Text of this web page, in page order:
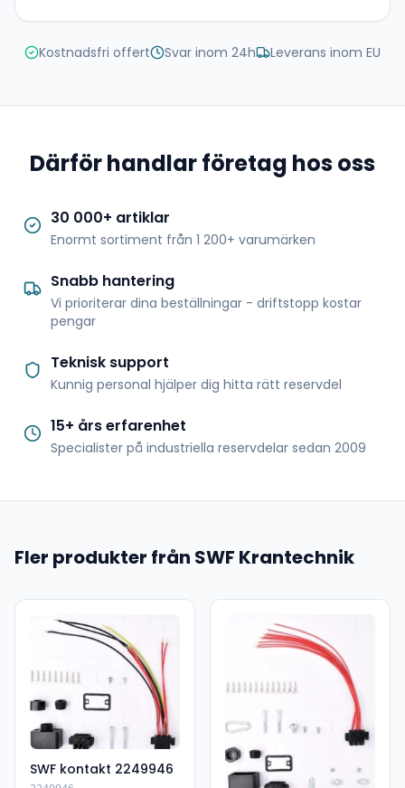
Kostnadsfri offert Svar inom 24h Leverans inom EU
Därför handlar företag hos oss
30 000+ artiklar
Enormt sortiment från 1 200+ varumärken
Snabb hantering
Vi prioriterar dina beställningar - driftstopp kostar
pengar
Teknisk support
Kunnig personal hjälper dig hitta rätt reservdel
15+ års erfarenhet
Specialister på industriella reservdelar sedan 2009
Fler produkter från SWF Krantechnik
SWF kontakt 2249946